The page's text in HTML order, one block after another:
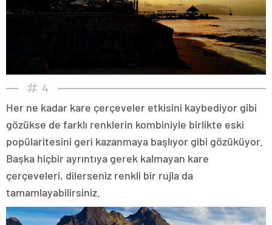
4
Her ne kadar kare çerçeveler etkisini kaybediyor gibi
gözükse de farklı renklerin kombiniyle birlikte eski
popülaritesini geri kazanmaya başlıyor gibi gözüküyor.
Başka hiçbir ayrıntıya gerek kalmayan kare
çerçeveleri, dilerseniz renkli bir rujla da
tamamlayabilirsiniz.